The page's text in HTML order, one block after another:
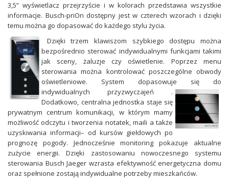
3,5” wyświetlacz przejrzyście i w kolorach przedstawia wszystkie
informacje. Busch-priOn dostępny jest w czterech wzorach i dzięki
temu można go dopasować do każdego stylu życia.
Dzięki trzem klawiszom szybkiego dostępu można
bezpośrednio sterować indywidualnymi funkcjami takimi
jak sceny, żaluzje czy oświetlenie. Poprzez menu
sterowania można kontrolować poszczególne obwody
oświetleniowe. System dopasowuje się do
indywidualnych przyzwyczajeń .
Dodatkowo, centralna jednostka staje się
prywatnym centrum komunikacji, w którym mamy
możliwość odczytu i tworzenia notatek, maili a także
uzyskiwania informacji– od kursów giełdowych po
prognozę pogody. Jednocześnie monitoring pokazuje aktualne
zużycie energii. Dzięki zastosowaniu nowoczesnego systemu
sterowania Busch Jaeger wzrasta efektywność energetyczna domu
oraz spełnione zostają indywidualne potrzeby mieszkańców.